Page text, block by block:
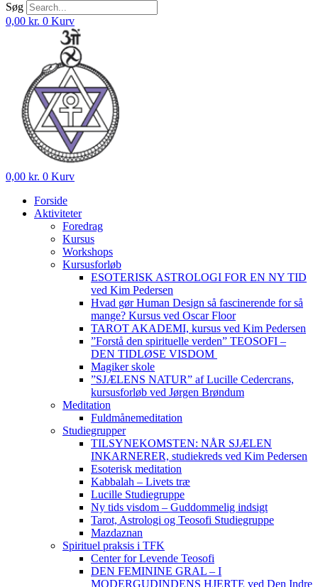
Søg
0,00 kr. 0 Kurv
0,00 kr. 0 Kurv
Forside
Aktiviteter
Foredrag
Kursus
Workshops
Kursusforløb
ESOTERISK ASTROLOGI FOR EN NY TID
ved Kim Pedersen
Hvad gør Human Design så fascinerende for så
mange? Kursus ved Oscar Floor
TAROT AKADEMI, kursus ved Kim Pedersen
”Forstå den spirituelle verden” TEOSOFI –
DEN TIDLØSE VISDOM
Magiker skole
”SJÆLENS NATUR” af Lucille Cedercrans,
kursusforløb ved Jørgen Brøndum
Meditation
Fuldmånemeditation
Studiegrupper
TILSYNEKOMSTEN: NÅR SJÆLEN
INKARNERER, studiekreds ved Kim Pedersen
Esoterisk meditation
Kabbalah – Livets træ
Lucille Studiegruppe
Ny tids visdom – Guddommelig indsigt
Tarot, Astrologi og Teosofi Studiegruppe
Mazdaznan
Spirituel praksis i TFK
Center for Levende Teosofi
DEN FEMININE GRAL – I
MODERGUDINDENS HJERTE ved Den Indre